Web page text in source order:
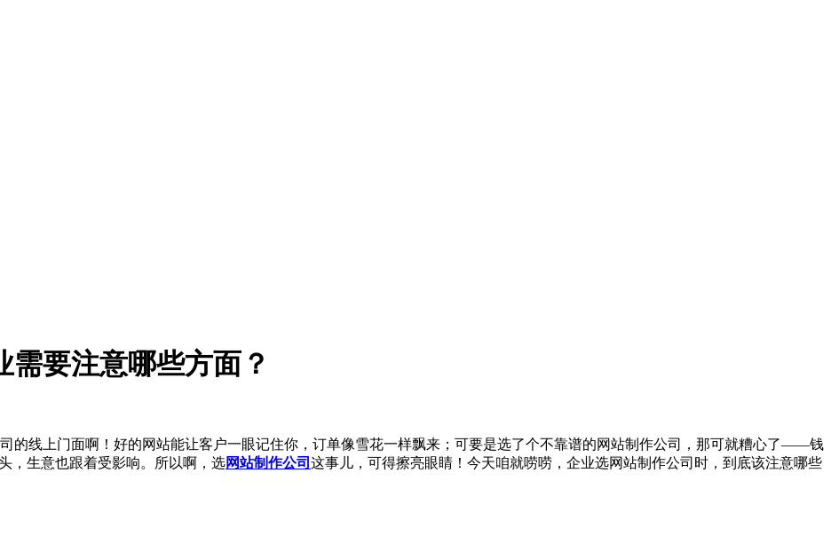
要注意哪些方面？
的线上门面啊！好的网站能让客户一眼记住你，订单像雪花一样飘来；可要是选了个不靠谱的网站制作公司，那可就糟心了——钱
，生意也跟着受影响。所以啊，选网站制作公司 这事儿，可得擦亮眼睛！今天咱就唠唠，企业选网站制作公司时，到底该注意哪些